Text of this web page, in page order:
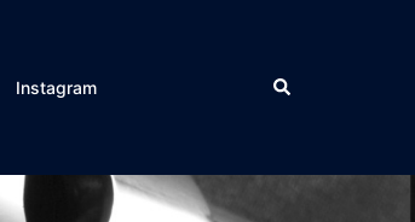
Instagram Suche